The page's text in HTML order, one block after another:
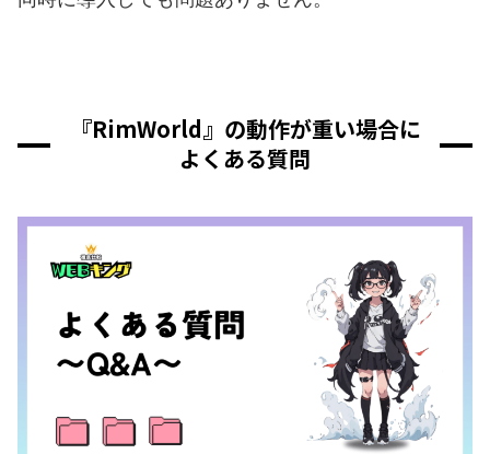
『RimWorld』の動作が重い場合に
よくある質問